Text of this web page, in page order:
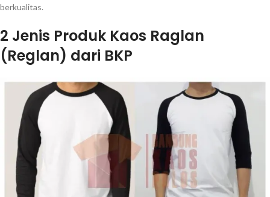
berkualitas.
2 Jenis Produk Kaos Raglan
(Reglan) dari BKP